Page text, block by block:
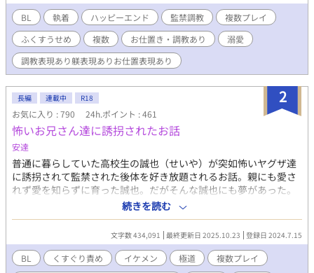
BL 執着 ハッピーエンド 監禁調教
複数プレイ
ふくすうせめ
複数 お仕置き・調教あり
溺愛
調教表現あり躾表現ありお仕置表現あり
2
長編 連載中 R18
お気に入り : 790 24h.ポイント : 461
怖いお兄さん達に誘拐されたお話
安達
普通に暮らしていた高校生の誠也（せいや）が突如怖いヤグザ達
に誘拐されて監禁された後体を好き放題されるお話。親にも愛さ
れず愛を知らずに育った誠也。だがそんな誠也にも夢があった。
だから監禁されても何度も逃げようと試みる。そんな中で起こり
ゆく恋や愛の物語…。ハッピーエンドになる予定です。
続きを読む
文字数 434,091 最終更新日 2025.10.23 登録日 2024.7.15
BL くすぐり責め イケメン 極道
複数プレイ